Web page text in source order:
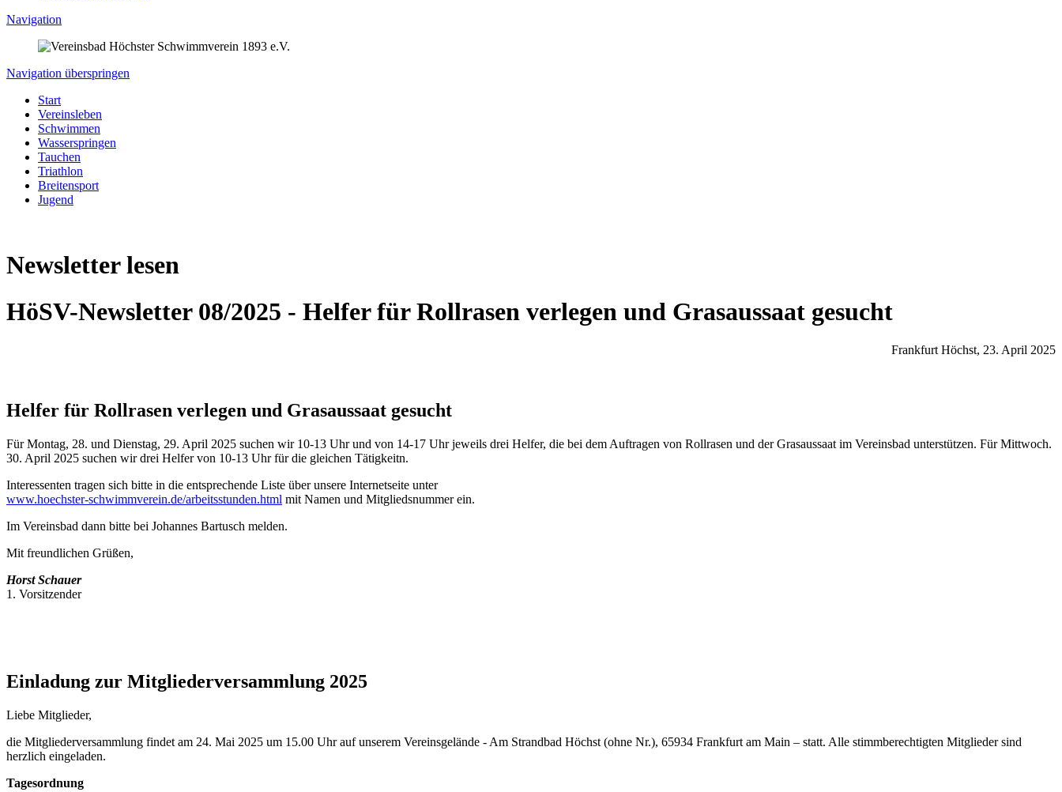
Navigation
Navigation überspringen
Start
Vereinsleben
Schwimmen
Wasserspringen
Tauchen
Triathlon
Breitensport
Jugend
Newsletter lesen
HöSV-Newsletter 08/2025 - Helfer für Rollrasen verlegen und Grasaussaat gesucht
Frankfurt Höchst, 23. April 2025
Helfer für Rollrasen verlegen und Grasaussaat gesucht
Für Montag, 28. und Dienstag, 29. April 2025 suchen wir 10-13 Uhr und von 14-17 Uhr jeweils drei Helfer, die bei dem Auftragen von Rollrasen und der Grasaussaat im Vereinsbad unterstützen. Für Mittwoch.
30. April 2025 suchen wir drei Helfer von 10-13 Uhr für die gleichen Tätigkeitn.
Interessenten tragen sich bitte in die entsprechende Liste über unsere Internetseite unter
www.hoechster-schwimmverein.de/arbeitsstunden.html mit Namen und Mitgliedsnummer ein.
Im Vereinsbad dann bitte bei Johannes Bartusch melden.
Mit freundlichen Grüßen,
Horst Schauer
1. Vorsitzender
Einladung zur Mitgliederversammlung 2025
Liebe Mitglieder,
die Mitgliederversammlung findet am 24. Mai 2025 um 15.00 Uhr auf unserem Vereinsgelände - Am Strandbad Höchst (ohne Nr.), 65934 Frankfurt am Main – statt. Alle stimmberechtigten Mitglieder sind
herzlich eingeladen.
Tagesordnung